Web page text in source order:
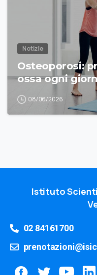
Notizie
Osteoporosi:
ossa ogni
08/06/2026
Istituto
02 84161700